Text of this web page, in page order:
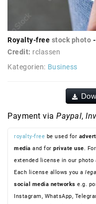
Royalty-free stock photo
Credit: rclassen
Kategorien: Business
Payment via Paypal,
royalty-free be used for
media and for private use.
extended license in our
Each license allows you a
social media networks e.g.
Instagram, WhatsApp,